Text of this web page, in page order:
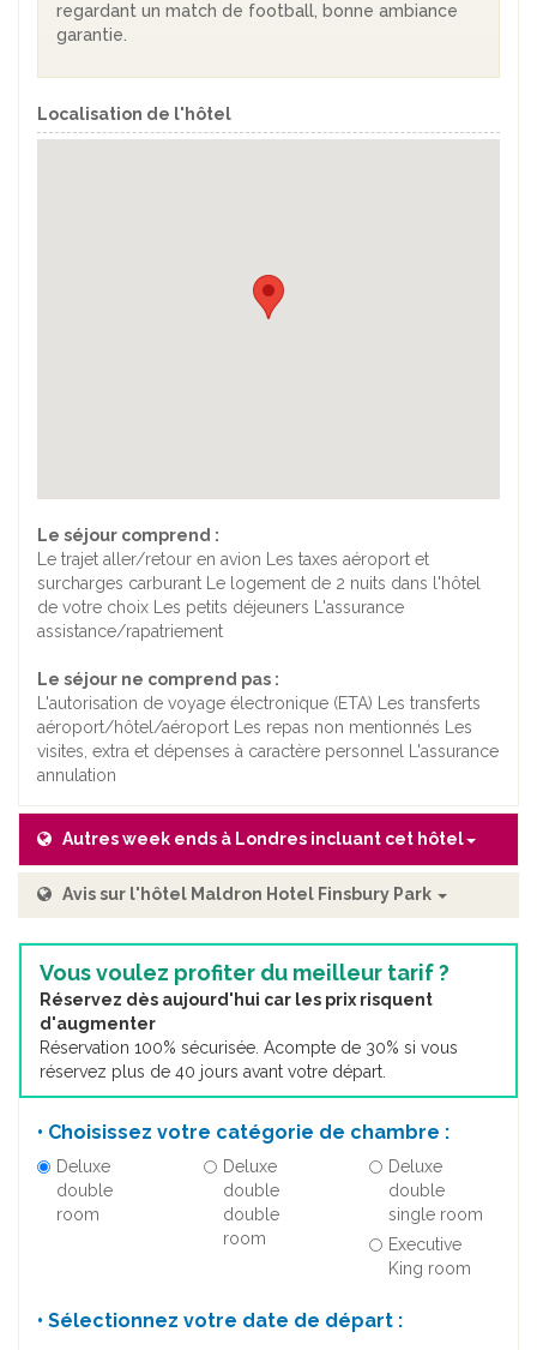
regardant un match de football, bonne ambiance
garantie.
Localisation de l'hôtel
Le séjour comprend :
Le trajet aller/retour en avion Les taxes aéroport et
surcharges carburant Le logement de 2 nuits dans l'hôtel
de votre choix Les petits déjeuners L'assurance
assistance/rapatriement
Le séjour ne comprend pas :
L'autorisation de voyage électronique (ETA) Les transferts
aéroport/hôtel/aéroport Les repas non mentionnés Les
visites, extra et dépenses à caractère personnel L'assurance
annulation
Autres week ends à Londres incluant cet hôtel
Avis sur l'hôtel Maldron Hotel Finsbury Park
Vous voulez profiter du meilleur tarif ?
Réservez dès aujourd'hui car les prix risquent
d'augmenter
Réservation 100% sécurisée. Acompte de 30% si vous
réservez plus de 40 jours avant votre départ.
• Choisissez votre catégorie de chambre :
Deluxe
double
room
Deluxe
double
double
room
Deluxe
double
single room
Executive
King room
• Sélectionnez votre date de départ :